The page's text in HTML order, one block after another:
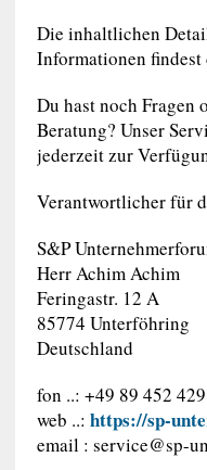
Die inhaltlichen
Informationen findest
Du hast noch Fragen
Beratung? Unser
jederzeit zur
Verantwortlicher für
S&P
Herr Achim Achim
Feringastr. 12 A
85774 Unterföhring
Deutschland
fon ..: +49 89 452
web ..: https://sp-
email : service@sp-